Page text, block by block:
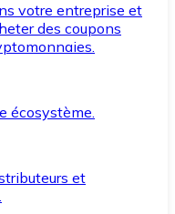
votre entreprise et
des coupons
écosystème.
et